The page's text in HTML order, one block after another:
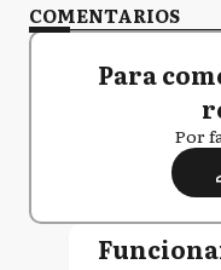
COMENTARIOS
Para
Por